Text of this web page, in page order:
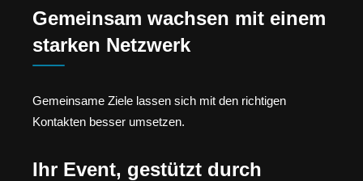
Gemeinsam wachsen mit einem
starken Netzwerk
Gemeinsame Ziele lassen sich mit den richtigen
Kontakten besser umsetzen.
Ihr Event, gestützt durch